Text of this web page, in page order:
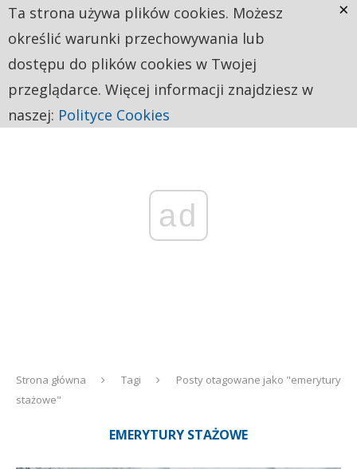
ad
Strona główna Tagi
Posty otagowane jako "emerytury
stażowe"
EMERYTURY STAŻOWE
Ta strona używa plików cookies. Możesz
określić warunki przechowywania lub
dostępu do plików cookies w Twojej
przeglądarce. Więcej informacji znajdziesz w
naszej: Polityce Cookies
×